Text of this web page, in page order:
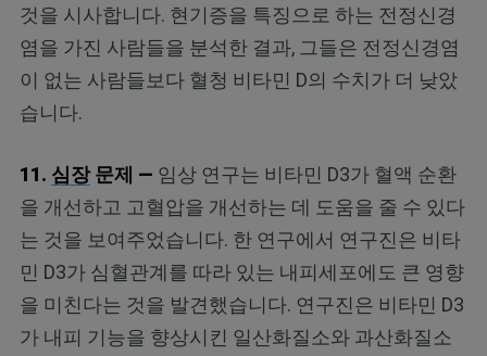
것을 시사합니다. 현기증을 특징으로 하는 전정신경
염을 가진 사람들을 분석한 결과, 그들은 전정신경염
이 없는 사람들보다 혈청 비타민 D의 수치가 더 낮았
습니다.
11. 심장문제 — 임상 연구는 비타민 D3가 혈액 순환
을 개선하고 고혈압을 개선하는 데 도움을 줄 수 있다
는 것을 보여주었습니다. 한 연구에서 연구진은 비타
민 D3가 심혈관계를 따라 있는 내피세포에도 큰 영향
을 미친다는 것을 발견했습니다. 연구진은 비타민 D3
가 내피 기능을 향상시킨 일산화질소와 과산화질소